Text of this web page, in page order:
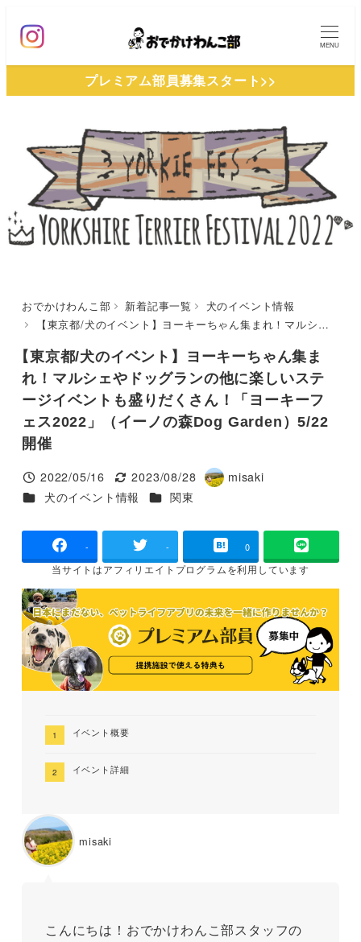
ン
移
動
MENU
プレミアム部員募集スタート>>
おでかけわんこ部 新着記事一覧
犬のイベント情報
【東京都/犬のイベント】ヨーキーちゃん集まれ！マルシェやドッグランの他に楽しいステージイベントも盛りだくさん！「ヨーキーフェス2022」（イーノの森Dog Garden）5/22開催
【東京都/犬のイベント】ヨーキーちゃん集ま
れ！マルシェやドッグランの他に楽しいステ
ージイベントも盛りだくさん！「ヨーキーフ
ェス2022」（イーノの森Dog Garden）5/22
開催
投稿日
2022/05/16
更新日
2023/08/28
著
misaki
カテゴリー
犬のイベント情報 カテゴリー
関東
- - 0
当サイトはアフィリエイトプログラムを利用しています
イベント概要
イベント詳細
misaki
こんにちは！おでかけわんこ部スタッフの